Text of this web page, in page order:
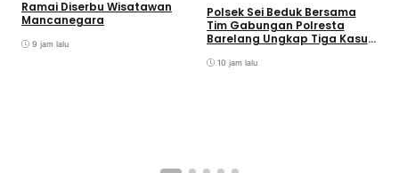
Ramai Diserbu Wisatawan
Mancanegara
9 jam lalu
Polsek Sei Beduk Bersama
Tim Gabungan Polresta
Barelang Ungkap Tiga Kasus
10 jam lalu